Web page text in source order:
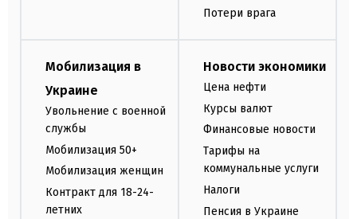
Потери врага
Мобилизация в
Украине
Увольнение с военной
службы
Мобилизация 50+
Мобилизация женщин
Контракт для 18-24-
летних
Новости экономики
Цена нефти
Курсы валют
Финансовые новости
Тарифы на
коммунальные услуги
Налоги
Пенсия в Украине